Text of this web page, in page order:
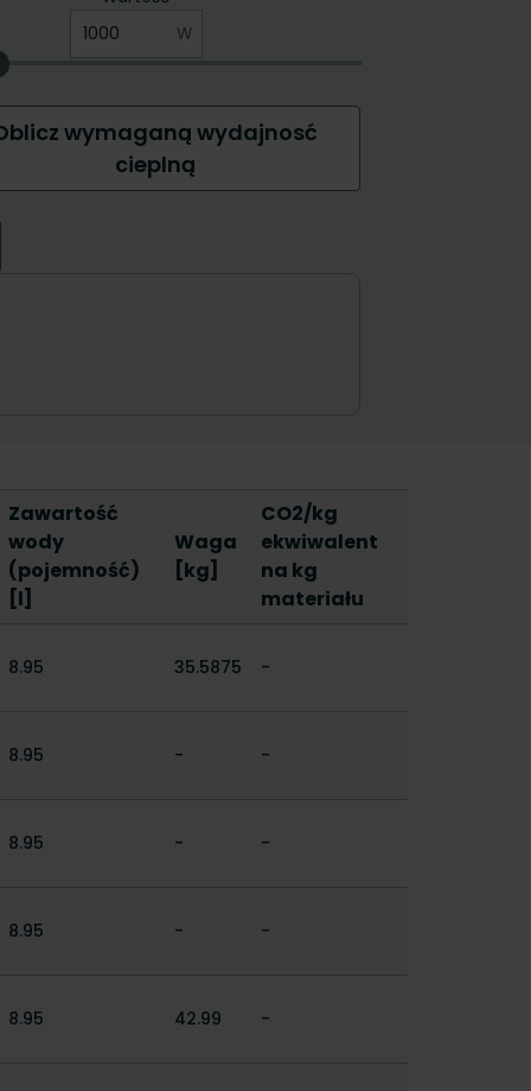
Zawartość
wody
(pojemność)
[l]
Waga
[kg]
CO2/kg
ekwiwalent
na kg
materiału
8.95 35.5875 -
8.95 - -
8.95 - -
8.95 - -
8.95 42.99 -